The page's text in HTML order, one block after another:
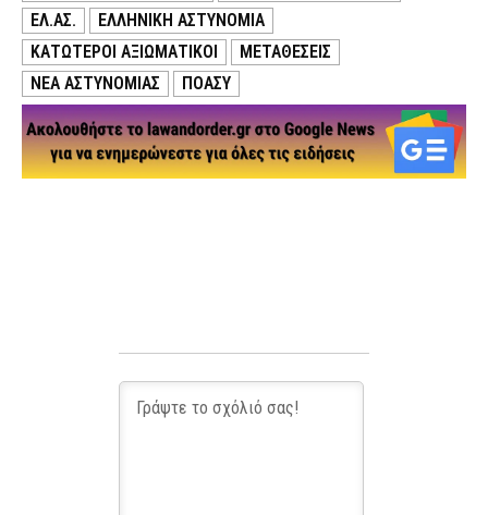
ΕΛ.ΑΣ.
ΕΛΛΗΝΙΚΗ ΑΣΤΥΝΟΜΙΑ
ΚΑΤΩΤΕΡΟΙ ΑΞΙΩΜΑΤΙΚΟΙ
ΜΕΤΑΘΕΣΕΙΣ
ΝΕΑ ΑΣΤΥΝΟΜΙΑΣ
ΠΟΑΣΥ